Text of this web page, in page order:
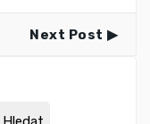
Next Post